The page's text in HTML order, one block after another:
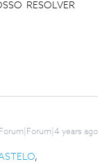
RESOLVER
Forum|Forum|4 years ago
,